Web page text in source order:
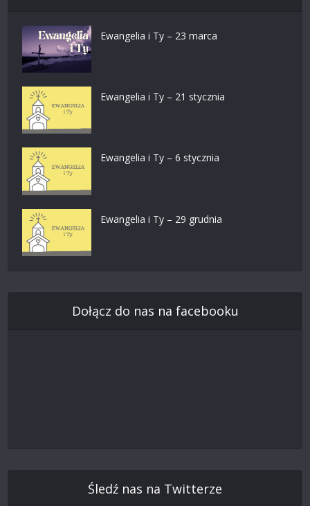
Ewangelia i Ty – 23 marca
Ewangelia i Ty – 21 stycznia
Ewangelia i Ty – 6 stycznia
Ewangelia i Ty – 29 grudnia
Dołącz do nas na facebooku
Śledź nas na Twitterze